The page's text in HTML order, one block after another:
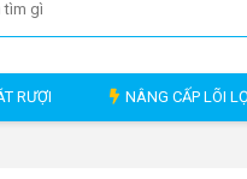
RƯỢI NÂNG CẤP LÕI